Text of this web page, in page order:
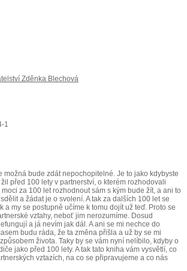
Zděnka Blechová
1
možná bude zdát nepochopitelné. Je to jako kdybyste
před 100 lety v partnerství, o kterém rozhodovali
za 100 let rozhodnout sám s kým bude žít, a ani to
a žádat je o svolení. A tak za dalších 100 let se
a my se postupně učíme k tomu dojít už teď. Proto se
vztahy, neboť jim nerozumíme. Dosud
a já nevím jak dál. A ani se mi nechce do
budu ráda, že ta změna přišla a už by se mi
života. Taky by se vám nyní nelíbilo, kdyby o
jako před 100 lety. A tak tato kniha vám vysvětlí, co
vztazích, na co se připravujeme a co nás